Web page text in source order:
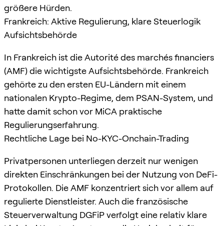
größere Hürden.
Frankreich: Aktive Regulierung, klare Steuerlogik
Aufsichtsbehörde
In Frankreich ist die Autorité des marchés financiers
(AMF) die wichtigste Aufsichtsbehörde. Frankreich
gehörte zu den ersten EU-Ländern mit einem
nationalen Krypto-Regime, dem PSAN-System, und
hatte damit schon vor MiCA praktische
Regulierungserfahrung.
Rechtliche Lage bei No-KYC-Onchain-Trading
Privatpersonen unterliegen derzeit nur wenigen
direkten Einschränkungen bei der Nutzung von DeFi-
Protokollen. Die AMF konzentriert sich vor allem auf
regulierte Dienstleister. Auch die französische
Steuerverwaltung DGFiP verfolgt eine relativ klare